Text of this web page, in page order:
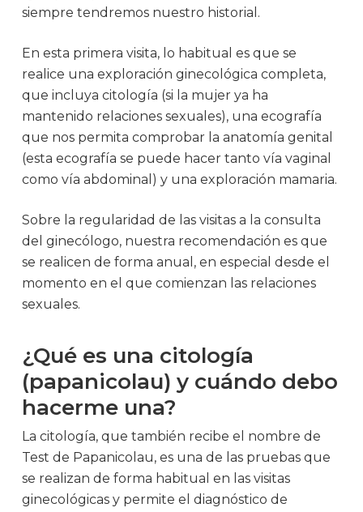
siempre tendremos nuestro historial.
En esta primera visita, lo habitual es que se
realice una exploración ginecológica completa,
que incluya citología (si la mujer ya ha
mantenido relaciones sexuales), una ecografía
que nos permita comprobar la anatomía genital
(esta ecografía se puede hacer tanto vía vaginal
como vía abdominal) y una exploración mamaria.
Sobre la regularidad de las visitas a la consulta
del ginecólogo, nuestra recomendación es que
se realicen de forma anual, en especial desde el
momento en el que comienzan las relaciones
sexuales.
¿Qué es una citología
(papanicolau) y cuándo debo
hacerme una?
La citología, que también recibe el nombre de
Test de Papanicolau, es una de las pruebas que
se realizan de forma habitual en las visitas
ginecológicas y permite el diagnóstico de